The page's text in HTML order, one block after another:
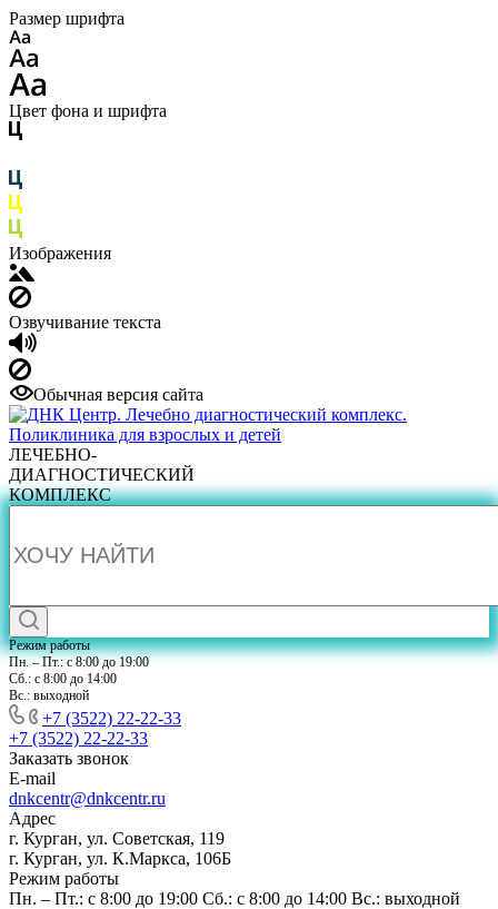
Размер шрифта
Цвет фона и шрифта
Изображения
Озвучивание текста
Обычная версия сайта
ЛЕЧЕБНО-
ДИАГНОСТИЧЕСКИЙ
КОМПЛЕКС
Режим работы
Пн. – Пт.: с 8:00 до 19:00
Сб.: с 8:00 до 14:00
Вс.: выходной
+7 (3522) 22-22-33
+7 (3522) 22-22-33
Заказать звонок
E-mail
dnkcentr@dnkcentr.ru
Адрес
г. Курган, ул. Советская, 119
г. Курган, ул. К.Маркса, 106Б
Режим работы
Пн. – Пт.: с 8:00 до 19:00 Сб.: с 8:00 до 14:00 Вс.: выходной